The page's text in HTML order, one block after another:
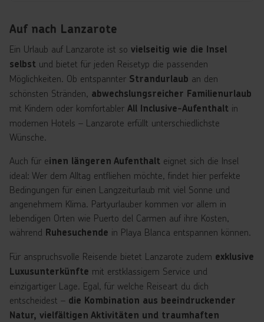
Auf nach Lanzarote
Ein Urlaub auf Lanzarote ist so vielseitig wie die Insel
selbst und bietet für jeden Reisetyp die passenden
Möglichkeiten. Ob entspannter Strandurlaub an den
schönsten Stränden, abwechslungsreicher Familienurlaub
mit Kindern oder komfortabler All Inclusive-Aufenthalt in
modernen Hotels – Lanzarote erfüllt unterschiedlichste
Wünsche.
Auch für einen längeren Aufenthalt eignet sich die Insel
ideal: Wer dem Alltag entfliehen möchte, findet hier perfekte
Bedingungen für einen Langzeiturlaub mit viel Sonne und
angenehmem Klima. Partyurlauber kommen vor allem in
lebendigen Orten wie Puerto del Carmen auf ihre Kosten,
während Ruhesuchende in Playa Blanca entspannen können.
Für anspruchsvolle Reisende bietet Lanzarote zudem exklusive
Luxusunterkünfte mit erstklassigem Service und
einzigartiger Lage. Egal, für welche Reiseart du dich
entscheidest – die Kombination aus beeindruckender
Natur, vielfältigen Aktivitäten und traumhaften